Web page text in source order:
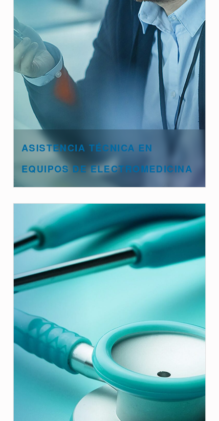
ASISTENCIA TÉCNICA EN
EQUIPOS DE ELECTROMEDICINA